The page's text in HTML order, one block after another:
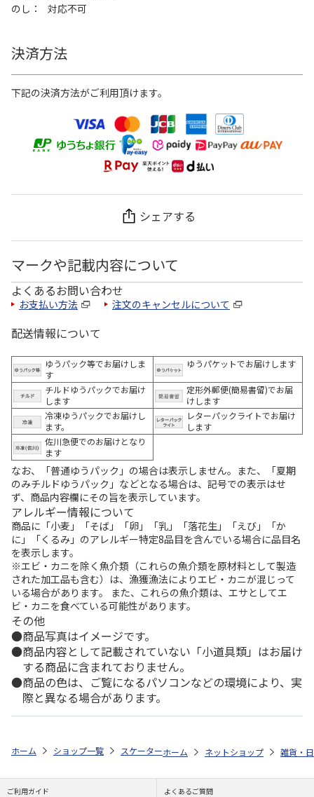
のし
対応不可
決済方法
下記の決済方法がご利用頂けます。
シェアする
マークや記載内容について
よくあるお問い合わせ
お支払い方法 注文のキャンセルについて
配送情報について
ゆうパック等でお届けしま
す
ゆうパケットでお届けします
チルドゆうパックでお届け
します
定形外郵便(簡易書留)でお届
けします
冷凍ゆうパックでお届けし
ます。
レターパックライトでお届け
します
佐川急便でのお届けとなり
ます
なお、「普通ゆうパック」の場合は表示しません。また、「夏期
のみチルドゆうパック」などとなる場合は、記号での表示はせ
ず、商品内容欄にその旨を表示しています。
アレルギー情報について
商品に「小麦」「そば」「卵」「乳」「落花生」「えび」「か
に」「くるみ」のアレルギー特定8品目を含んでいる場合に品目名
を表示します。
※エビ・カニを除く魚介類（これらの魚介類を原材料として製造
された加工品も含む）は、漁獲漁法によりエビ・カニが混じって
いる場合があります。 また、これらの魚介類は、エサとしてエ
ビ・カニを食べている可能性があります。
その他
商品写真はイメージです。
商品内容として記載されていない「小道具類」はお届け
する商品に含まれておりません。
商品の色は、ご覧になるパソコンなどの環境により、実
際と異なる場合があります。
ホーム ショップ一覧 スケーター 4点ロックランチボックス 650ml
ホーム ネットショップ 雑貨・
ご利用ガイド よくあるご質問